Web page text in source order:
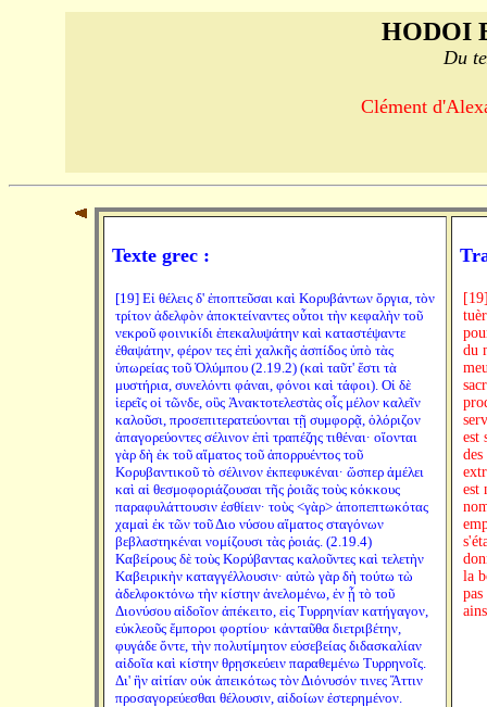
HODOI
Du
Clément
Texte grec :
[19] Εἰ θέλεις δ' ἐποπτεῦσαι καὶ Κορυβάντων ὄργια, τὸν
τρίτον ἀδελφὸν ἀποκτείναντες οὗτοι τὴν κεφαλὴν τοῦ
νεκροῦ φοινικίδι ἐπεκαλυψάτην καὶ καταστέψαντε
ἐθαψάτην, φέρον τες ἐπὶ χαλκῆς ἀσπίδος ὑπὸ τὰς
ὑπωρείας τοῦ Ὀλύμπου (2.19.2) (καὶ ταῦτ' ἔστι τὰ
μυστήρια, συνελόντι φάναι, φόνοι καὶ τάφοι). Οἱ δὲ
ἱερεῖς οἱ τῶνδε, οὓς Ἀνακτοτελεστὰς οἷς μέλον καλεῖν
καλοῦσι, προσεπιτερατεύονται τῇ συμφορᾷ, ὁλόριζον
ἀπαγορεύοντες σέλινον ἐπὶ τραπέζης τιθέναι· οἴονται
γὰρ δὴ ἐκ τοῦ αἵματος τοῦ ἀπορρυέντος τοῦ
Κορυβαντικοῦ τὸ σέλινον ἐκπεφυκέναι· ὥσπερ ἀμέλει
καὶ αἱ θεσμοφοριάζουσαι τῆς ῥοιᾶς τοὺς κόκκους
παραφυλάττουσιν ἐσθίειν· τοὺς <γὰρ> ἀποπεπτωκότας
χαμαὶ ἐκ τῶν τοῦ Διο νύσου αἵματος σταγόνων
βεβλαστηκέναι νομίζουσι τὰς ῥοιάς. (2.19.4)
Καβείρους δὲ τοὺς Κορύβαντας καλοῦντες καὶ τελετὴν
Καβειρικὴν καταγγέλλουσιν· αὐτὼ γὰρ δὴ τούτω τὼ
ἀδελφοκτόνω τὴν κίστην ἀνελομένω, ἐν ᾗ τὸ τοῦ
Διονύσου αἰδοῖον ἀπέκειτο, εἰς Τυρρηνίαν κατήγαγον,
εὐκλεοῦς ἔμποροι φορτίου· κἀνταῦθα διετριβέτην,
φυγάδε ὄντε, τὴν πολυτίμητον εὐσεβείας διδασκαλίαν
αἰδοῖα καὶ κίστην θρῃσκεύειν παραθεμένω Τυρρηνοῖς.
Δι' ἣν αἰτίαν οὐκ ἀπεικότως τὸν Διόνυσόν τινες Ἄττιν
προσαγορεύεσθαι θέλουσιν, αἰδοίων ἐστερημένον.
du
est
est
la